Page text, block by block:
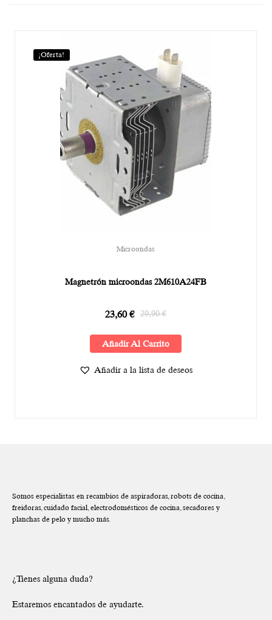
¡Oferta!
Microondas
Magnetrón microondas 2M610A24FB
29,90€
23,60€
Añadir Al Carrito
Añadir a la lista de deseos
Somos especialistas en recambios de aspiradoras, robots de cocina,
freidoras, cuidado facial, electrodomésticos de cocina, secadores y
planchas de pelo y mucho más.
¿Tienes alguna duda?
Estaremos encantados de ayudarte.